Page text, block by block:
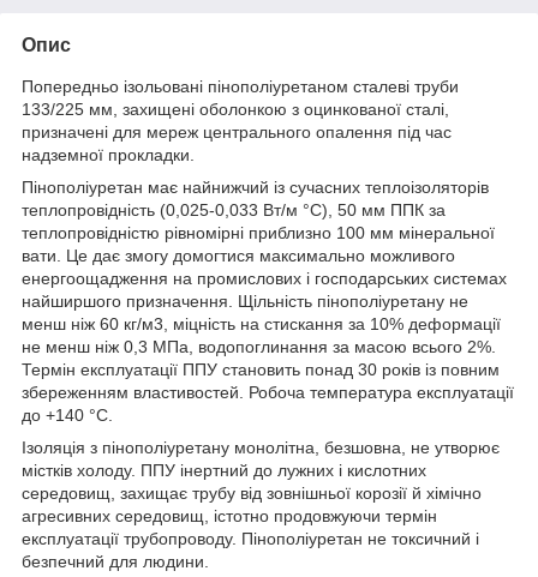
Опис
Попередньо ізольовані пінополіуретаном сталеві труби
133/225 мм, захищені оболонкою з оцинкованої сталі,
призначені для мереж центрального опалення під час
надземної прокладки.
Пінополіуретан має найнижчий із сучасних теплоізоляторів
теплопровідність (0,025-0,033 Вт/м °C), 50 мм ППК за
теплопровідністю рівномірні приблизно 100 мм мінеральної
вати. Це дає змогу домогтися максимально можливого
енергоощадження на промислових і господарських системах
найширшого призначення. Щільність пінополіуретану не
менш ніж 60 кг/м3, міцність на стискання за 10% деформації
не менш ніж 0,3 МПа, водопоглинання за масою всього 2%.
Термін експлуатації ППУ становить понад 30 років із повним
збереженням властивостей. Робоча температура експлуатації
до +140 °C.
Ізоляція з пінополіуретану монолітна, безшовна, не утворює
містків холоду. ППУ інертний до лужних і кислотних
середовищ, захищає трубу від зовнішньої корозії й хімічно
агресивних середовищ, істотно продовжуючи термін
експлуатації трубопроводу. Пінополіуретан не токсичний і
безпечний для людини.